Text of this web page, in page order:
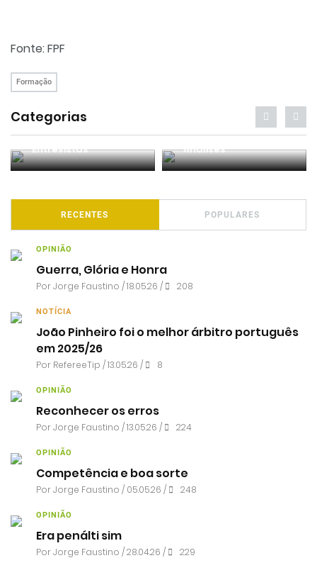
Fonte: FPF
Formação
Categorias
Entrevistas Análises
RECENTES POPULARES
OPINIÃO
Guerra, Glória e Honra
PorJorge Faustino / 18.05.26 / 208
NOTÍCIA
João Pinheiro foi o melhor árbitro português
em 2025/26
Por RefereeTip / 13.05.26 / 8
OPINIÃO
Reconhecer os erros
PorJorge Faustino / 13.05.26 / 224
OPINIÃO
Competência e boa sorte
PorJorge Faustino / 05.05.26 / 248
OPINIÃO
Era penálti sim
PorJorge Faustino / 28.04.26 / 229